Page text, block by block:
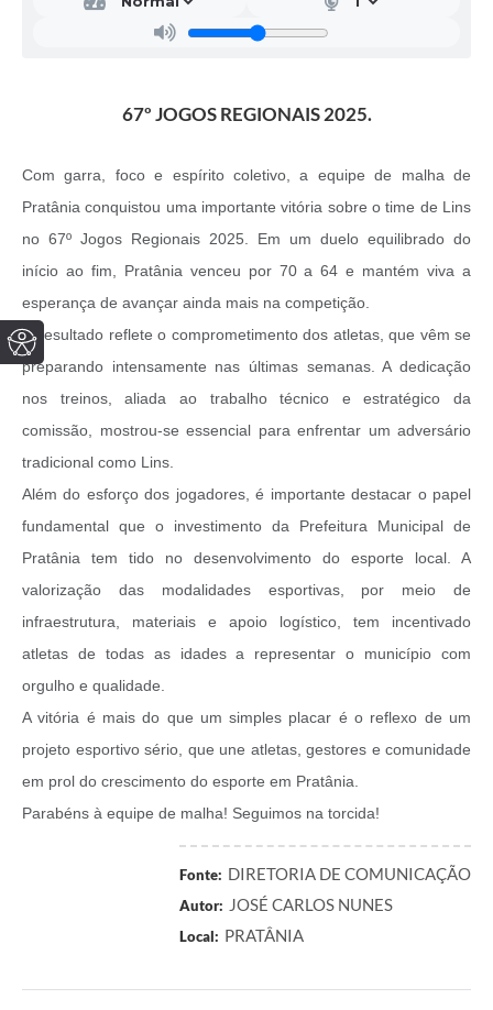
67º JOGOS REGIONAIS 2025.
Com garra, foco e espírito coletivo, a equipe de malha de
Pratânia conquistou uma importante vitória sobre o time de Lins
no 67º Jogos Regionais 2025. Em um duelo equilibrado do
início ao fim, Pratânia venceu por 70 a 64 e mantém viva a
esperança de avançar ainda mais na competição.
O resultado reflete o comprometimento dos atletas, que vêm se
preparando intensamente nas últimas semanas. A dedicação
nos treinos, aliada ao trabalho técnico e estratégico da
comissão, mostrou-se essencial para enfrentar um adversário
tradicional como Lins.
Além do esforço dos jogadores, é importante destacar o papel
fundamental que o investimento da Prefeitura Municipal de
Pratânia tem tido no desenvolvimento do esporte local. A
valorização das modalidades esportivas, por meio de
infraestrutura, materiais e apoio logístico, tem incentivado
atletas de todas as idades a representar o município com
orgulho e qualidade.
A vitória é mais do que um simples placar é o reflexo de um
projeto esportivo sério, que une atletas, gestores e comunidade
em prol do crescimento do esporte em Pratânia.
Parabéns à equipe de malha! Seguimos na torcida!
Fonte: DIRETORIA DE COMUNICAÇÃO
Autor: JOSÉ CARLOS NUNES
Local: PRATÂNIA